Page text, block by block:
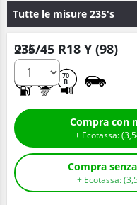
Tutte le misure 235's
235/45 R18 Y (98)
70
B
Q.tà
+ Ecotassa: (3,
+ Ecotassa: (3,